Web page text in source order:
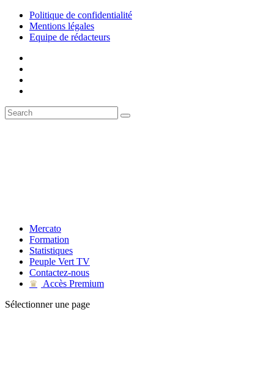
Politique de confidentialité
Mentions légales
Equipe de rédacteurs
Mercato
Formation
Statistiques
Peuple Vert TV
Contactez-nous
♛
Accès Premium
Sélectionner une page